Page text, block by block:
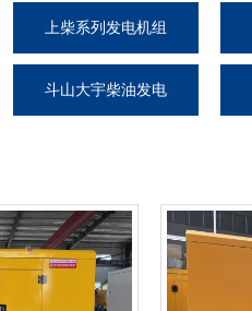
上柴系列发电机组
斗山大宇柴油发电